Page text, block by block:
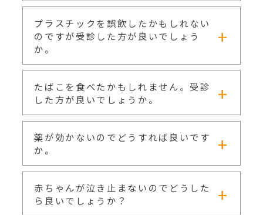
いので、また発熱します。服を着せすぎないよ
うにして、水分を積極的に取らせると、汗をか
いて下がりやすくなります。
ぶつけた直後に意識を失った場合や嘔吐を繰り
返した場合、だんだんぐったりしてきている場
合は直ちに受診してください。頭部外傷は墜落
の高さやぶつけた場所（コンクリートなのかフ
ローリングなのか）も大事になります。高いと
危険性が高くなります。本人の様子を見なが
ら、元気に遊んでいるようなら様子をみても大
丈夫です。受傷後、24時間は注意して見ていて
ください。
プラスチックを誤飲したかもしれない
のですが受診した方が良いでしょう
か。
ほとんどの物は数日のうちに便と一緒に出てき
ます。誤飲したかはっきりしない場合でも、レ
や釘などの尖った物は、胃や腸を傷つけること
があるのですぐに受診してください。またボタ
ン電池は胃に穴をあける危険性があり、緊急で
取り出す必要があります。
たばこを食べたかもしれません。受診
した方が良いでしょうか。
たばこは吐き気を起こす作用があり、通常は食
べることは不可能です。一方、吸い殻を浸した
も飲んでしまうと、ニコチン中毒になってしま
う危険性があります。この場合はすぐに受診し
てください。
薬が効かないのでどうすれば良いです
か。
薬が病気を治しているのではなく、子供は自身
の免疫力によって自分で治そうとしています。
赤ちゃんが泣き止まないのでどうした
ら良いでしょうか？